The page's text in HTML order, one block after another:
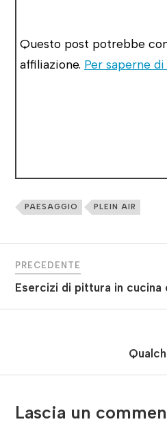
Questo post potrebbe
affiliazione. Per saperne
PAESAGGIO PLEIN AIR
PRECEDENTE
Esercizi di pittura in
Lascia un